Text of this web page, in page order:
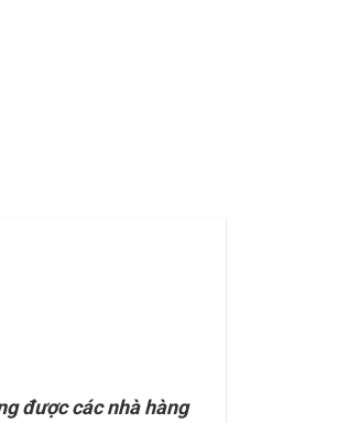
được các nhà hàng